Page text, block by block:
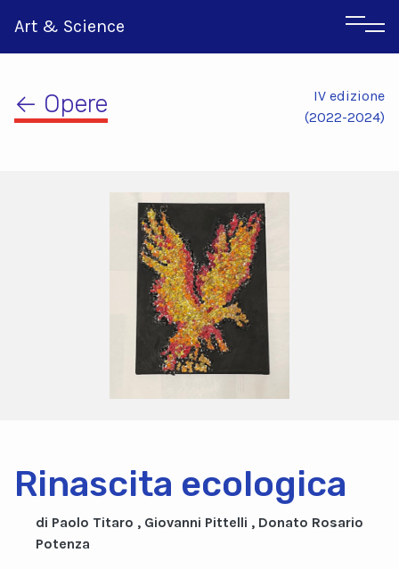
Art & Science
← Opere
IV edizione
(2022-2024)
Rinascita ecologica
di Paolo Titaro , Giovanni Pittelli , Donato Rosario
Potenza